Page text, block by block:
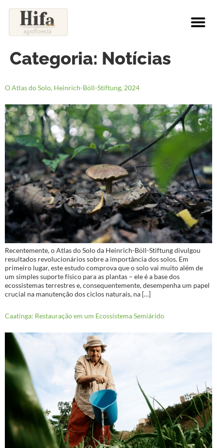
Categoria: Notícias
O Atlas do Solo, Heinrich-Böll-Stiftung, 2024
Recentemente, o Atlas do Solo da Heinrich-Böll-Stiftung divulgou
resultados revolucionários sobre a importância dos solos. Em
primeiro lugar, este estudo comprova que o solo vai muito além de
um simples suporte físico para as plantas – ele é a base dos
ecossistemas terrestres e, consequentemente, desempenha um papel
crucial na manutenção dos ciclos naturais, na […]
Caatinga: Restauração em um Ecossistema Semiárido